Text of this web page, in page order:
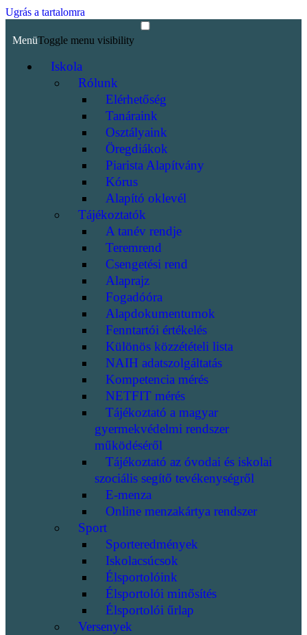
Ugrás a tartalomra
MenüToggle menu visibility
Iskola
Rólunk
Elérhetőség
Tanáraink
Osztályaink
Öregdiákok
Piarista Alapítvány
Kórus
Alapító oklevél
Tájékoztatók
A tanév rendje
Teremrend
Csengetési rend
Alaprajz
Fogadóóra
Alapdokumentumok
Fenntartói értékelés
Különös közzétételi lista
NAIH adatszolgáltatás
Kompetencia mérés
NETFIT mérés
Tájékoztató a magyar
gyermekvédelmi rendszer
működéséről
Tájékoztató az óvodai és iskolai
szociális segítő tevékenységről
E-menza
Online menzakártya rendszer
Sport
Sporteredmények
Iskolacsúcsok
Élsportolóink
Élsportolói minősítés
Élsportolói űrlap
Versenyek